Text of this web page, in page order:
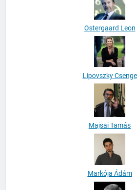
Ostergaard Leon
Lipovszky Csenge
Majsai Tamás
Markója Ádám